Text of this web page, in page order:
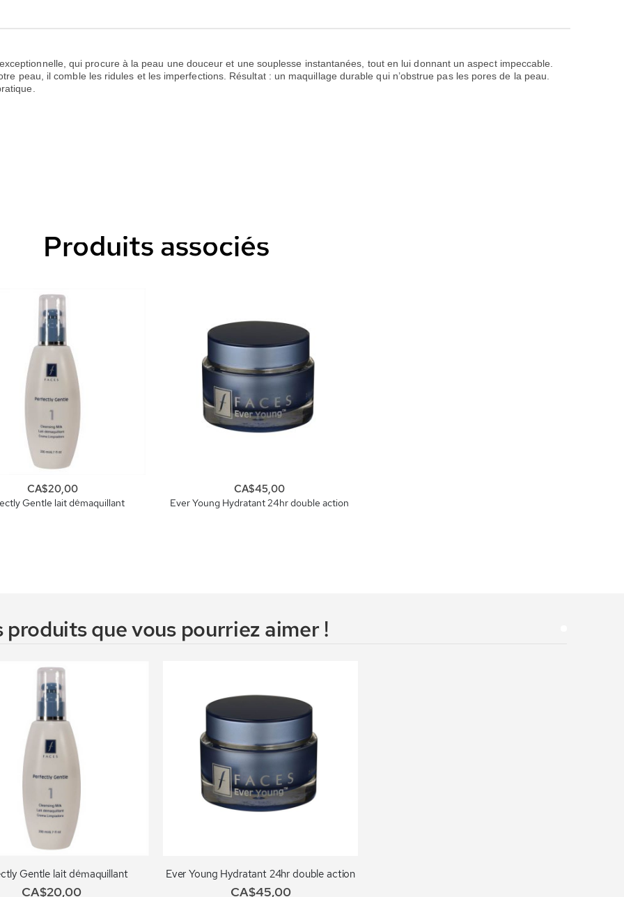
qui procure à la peau une douceur et une souplesse instantanées, tout en lui donnant un aspect impeccable.
peau, il comble les ridules et les imperfections. Résultat : un maquillage durable qui n’obstrue pas les pores de la peau.
Produits associés
Gentle lait démaquillant
CA$20,00
Ever Young Hydratant 24hr double action
CA$45,00
que vous pourriez aimer !
Gentle lait démaquillant
CA$20,00
Ever Young Hydratant 24hr double action
CA$45,00